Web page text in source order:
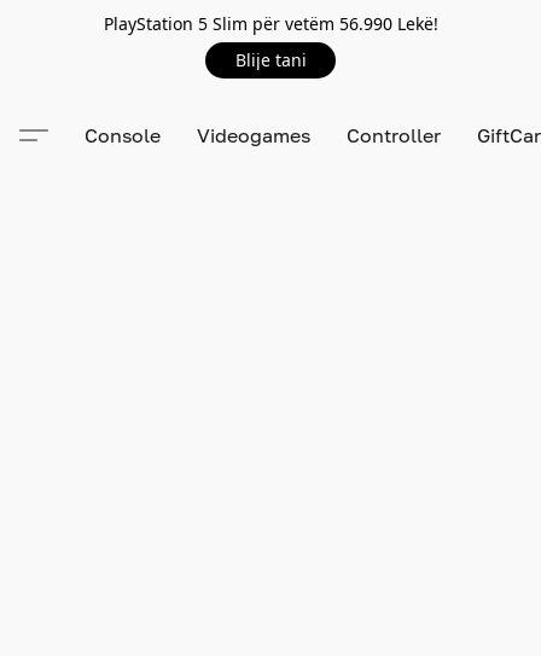
PlayStation 5 Slim për vetëm 56.990 Lekë!
Blije tani
Console Videogames Controller